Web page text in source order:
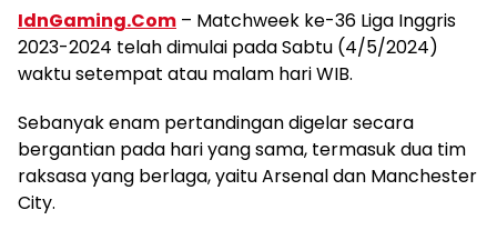
IdnGaming.Com – Matchweek ke-36 Liga Inggris
2023-2024 telah dimulai pada Sabtu (4/5/2024)
waktu setempat atau malam hari WIB.
Sebanyak enam pertandingan digelar secara
bergantian pada hari yang sama, termasuk dua tim
raksasa yang berlaga, yaitu Arsenal dan Manchester
City.